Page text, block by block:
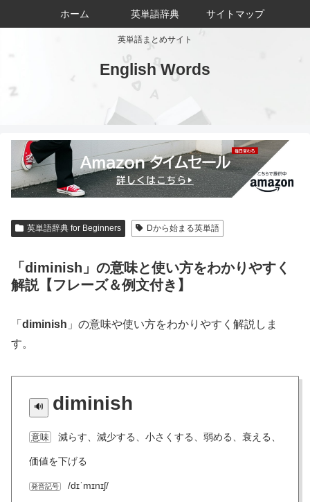
英単語まとめサイト
English Words
ホーム 英単語辞典 サイトマップ
英単語辞典 for Beginners Dから始まる英単語
「diminish」の意味と使い方をわかりやすく
解説【フレーズ＆例文付き】
「 diminish 」の意味や使い方をわかりやすく解説しま
す。
diminish
意味 減らす、減少する、小さくする、弱める、衰える、
価値を下げる
発音記号 /dɪˈmɪnɪʃ/